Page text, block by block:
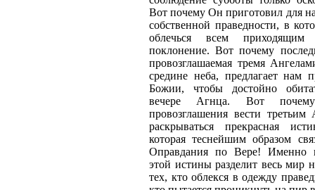
Вот почему Он приготовил для
собственной праведности, в
облечься всем
поклонение. Вот почему
провозглашаемая тремя
средине неба, предлагает нам
Божии, чтобы достойно
вечере Агнца. Вот
провозглашения вести третьим
раскрываться прекрасная
которая теснейшим образом
Оправдания по Вере! Именно
этой истины разделит весь мир
тех, кто облекся в одежду